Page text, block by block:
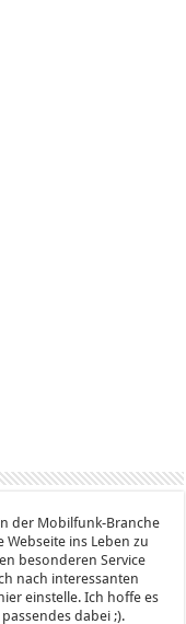
der Mobilfunk-Branche
ins Leben zu
besonderen Service
nach interessanten
einstelle. Ich hoffe es
dabei ;).